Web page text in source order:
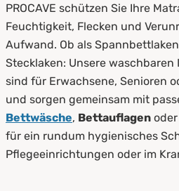
PROCAVE schützen Sie Ihre
Feuchtigkeit, Flecken und
Aufwand. Ob als
Stecklaken: Unsere
sind für Erwachsene, Senioren
und sorgen gemeinsam mit
Bettwäsche, Bettauflagen oder
für ein rundum hygienisches
Pflegeeinrichtungen oder im